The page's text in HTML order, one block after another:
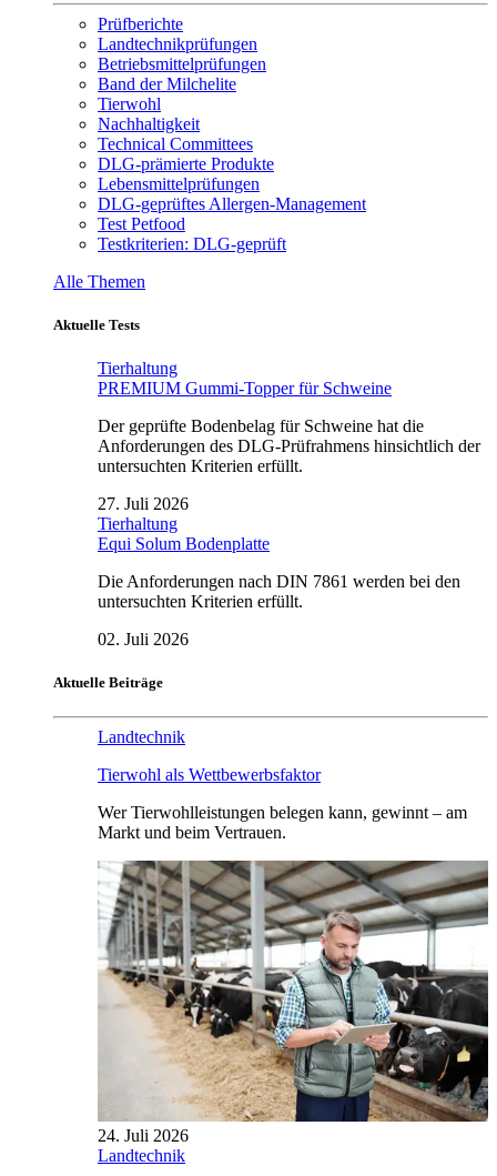
Prüfberichte
Landtechnikprüfungen
Betriebsmittelprüfungen
Band der Milchelite
Tierwohl
Nachhaltigkeit
Technical Committees
DLG-prämierte Produkte
Lebensmittelprüfungen
DLG-geprüftes Allergen-Management
Test Petfood
Testkriterien: DLG-geprüft
Alle Themen
Aktuelle Tests
Tierhaltung
PREMIUM Gummi-Topper für Schweine
Der geprüfte Bodenbelag für Schweine hat die
Anforderungen des DLG-Prüfrahmens hinsichtlich der
untersuchten Kriterien erfüllt.
27. Juli 2026
Tierhaltung
Equi Solum Bodenplatte
Die Anforderungen nach DIN 7861 werden bei den
untersuchten Kriterien erfüllt.
02. Juli 2026
Aktuelle Beiträge
Landtechnik
Tierwohl als Wettbewerbsfaktor
Wer Tierwohlleistungen belegen kann, gewinnt – am
Markt und beim Vertrauen.
24. Juli 2026
Landtechnik